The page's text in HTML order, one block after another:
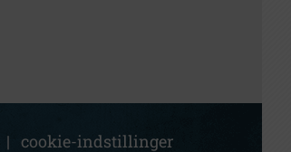
| cookie-indstillinger